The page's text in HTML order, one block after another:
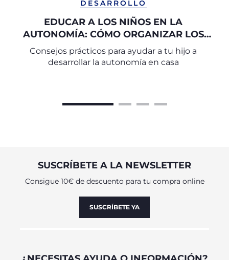
DESARROLLO
EDUCAR A LOS NIÑOS EN LA
AUTONOMÍA: CÓMO ORGANIZAR LOS
ESPACIOS DOMÉSTICOS
Consejos prácticos para ayudar a tu hijo a
desarrollar la autonomía en casa
SUSCRÍBETE A LA NEWSLETTER
Consigue 10€ de descuento para tu compra online
SUSCRÍBETE YA